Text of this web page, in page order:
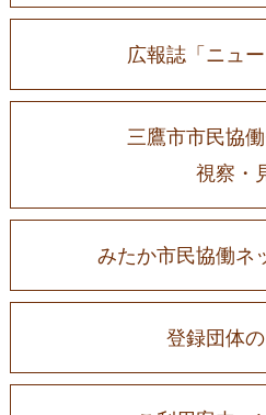
広報誌「ニュー
三鷹市市民協
視察・
みたか市民協働ネ
登録団体